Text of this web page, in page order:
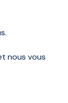
nous vous